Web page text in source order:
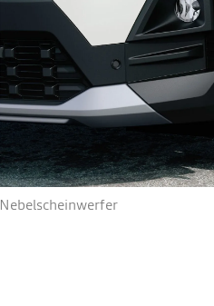
Nebelscheinwerfer